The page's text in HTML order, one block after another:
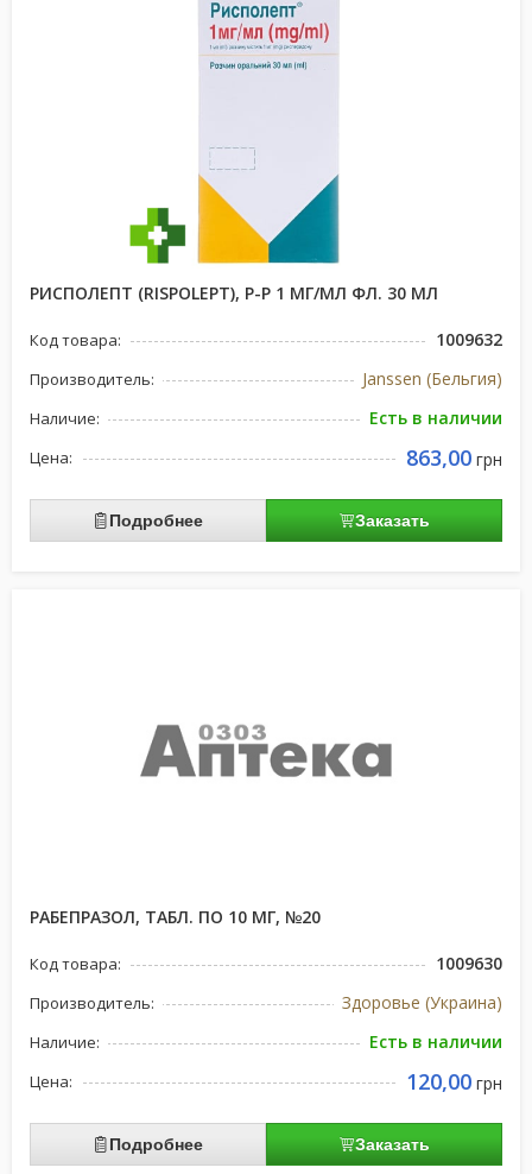
РИСПОЛЕПТ (RISPOLEPT), Р-Р 1 МГ/МЛ ФЛ. 30 МЛ
Код товара: 1009632
Производитель: Janssen (Бельгия)
Наличие: Есть в наличии
Цена: 863,00 грн
Подробнее Заказать
РАБЕПРАЗОЛ, ТАБЛ. ПО 10 МГ, №20
Код товара: 1009630
Производитель: Здоровье (Украина)
Наличие: Есть в наличии
Цена: 120,00 грн
Подробнее Заказать